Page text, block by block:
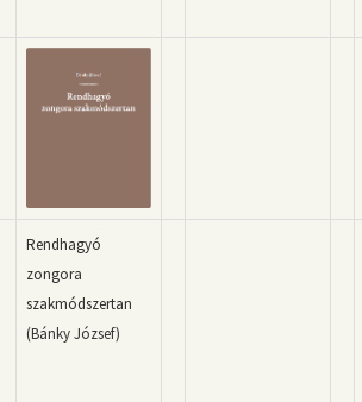
Rendhagyó
zongora
szakmódszertan
(Bánky József)